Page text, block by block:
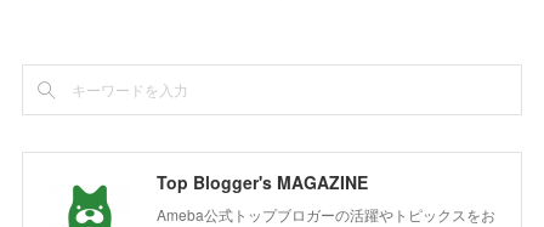
Top Blogger's MAGAZINE
Ameba公式トップブロガーの活躍やトピックスをお